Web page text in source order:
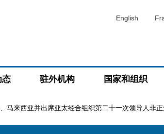
English
态 驻外机构 国家和组织
马来西亚并出席亚太经合组织第二十一次领导人非